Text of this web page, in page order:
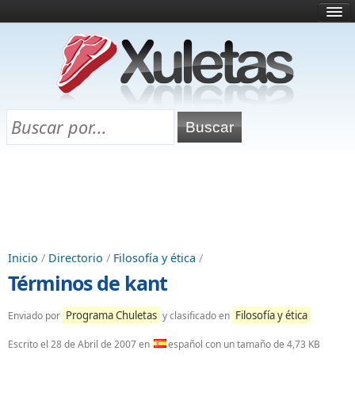
¿Qué es esto?
Directorio
Chuletas para exámenes
Inicio / Directorio / Filosofía y ética /
Términos de kant
Enviado por Programa Chuletas y clasificado en Filosofía y ética
Escrito el 28 de Abril de 2007en español con un tamaño de 4,73 KB